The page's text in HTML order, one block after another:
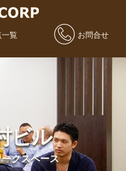
一覧 お問合せ
ビル
クスペース